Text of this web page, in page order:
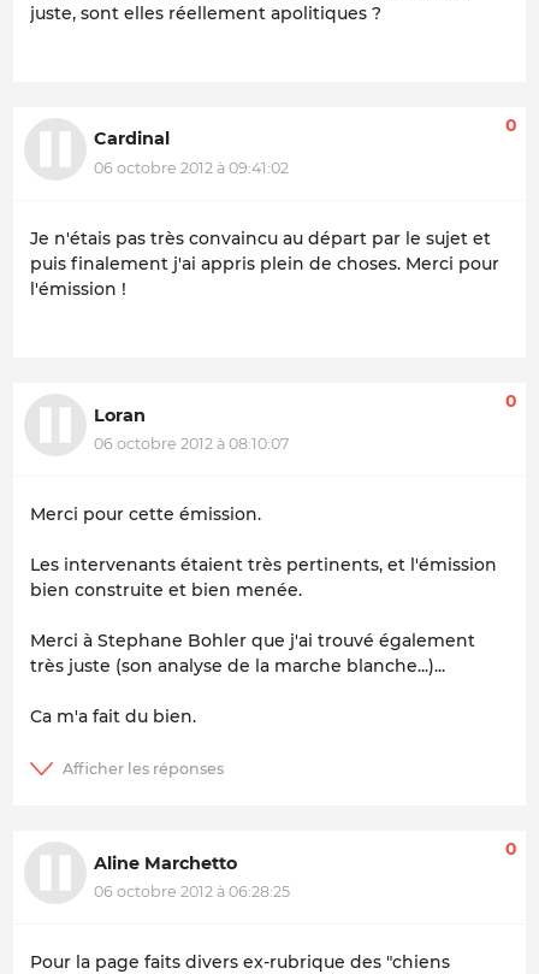
juste, sont elles réellement apolitiques ?
Cardinal
06 octobre 2012 à 09:41:02
0
Je n'étais pas très convaincu au départ par le sujet et
puis finalement j'ai appris plein de choses. Merci pour
l'émission !
Loran
06 octobre 2012 à 08:10:07
0
Merci pour cette émission.
Les intervenants étaient très pertinents, et l'émission
bien construite et bien menée.
Merci à Stephane Bohler que j'ai trouvé également
très juste (son analyse de la marche blanche...)...
Ca m'a fait du bien.
Aline Marchetto
06 octobre 2012 à 06:28:25
0
Pour la page faits divers ex-rubrique des "chiens